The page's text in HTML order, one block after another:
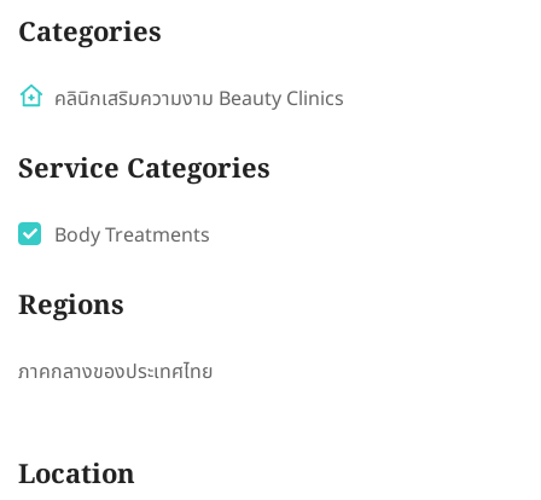
Categories
คลินิกเสริมความงาม Beauty Clinics
Service Categories
Body Treatments
Regions
ภาคกลางของประเทศไทย
Location